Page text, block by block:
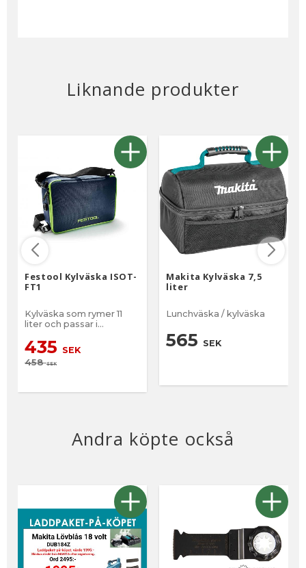
Liknande produkter
Festool Kylväska ISOT-
FT1
Kylväska som rymer 11
liter och passar i
435 SEK
458SEK
Makita Kylväska 7,5
liter
Lunchväska / kylväska
565 SEK
Andra köpte också